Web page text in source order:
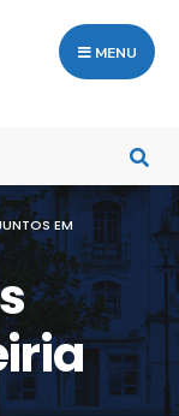
MENU
EM